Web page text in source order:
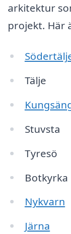
arkitektur
projekt. Här
Tälje
Stuvsta
Tyresö
Botkyrka
Nykvarn
Järna